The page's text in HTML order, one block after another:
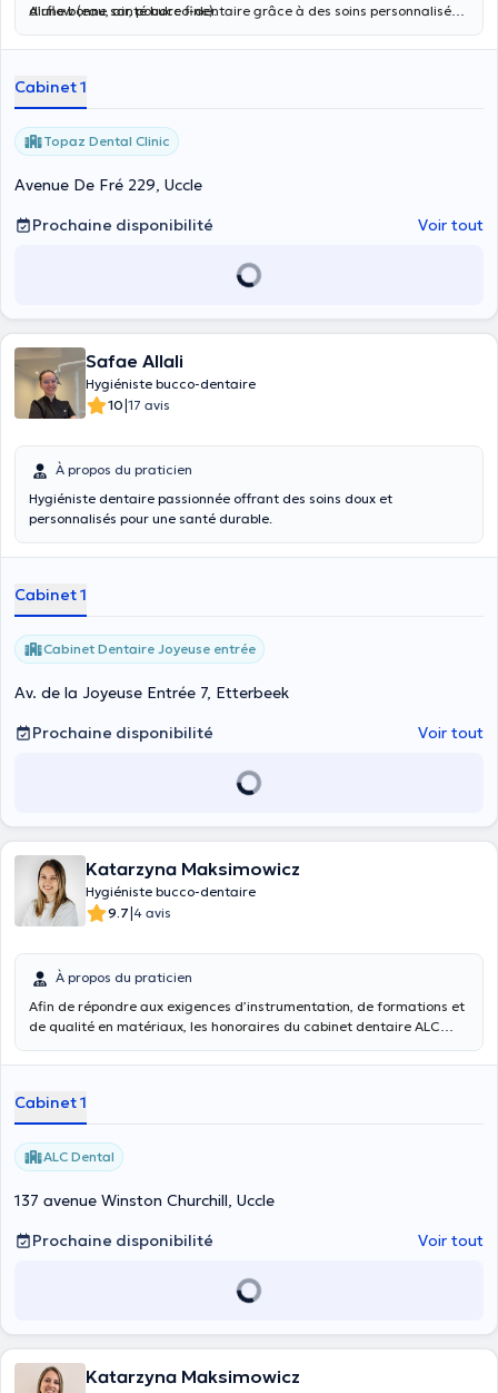
Airflow (eau, air, poudre fine).
d’une bonne santé bucco-dentaire grâce à des soins personnalisés
Cabinet 1
Topaz Dental Clinic
Avenue De Fré 229, Uccle
Prochaine disponibilité
Voir tout
Safae Allali
Hygiéniste bucco-dentaire
10|17 avis
À propos du praticien
Hygiéniste dentaire passionnée offrant des soins doux et
personnalisés pour une santé durable.
Cabinet 1
Cabinet Dentaire Joyeuse entrée
Av. de la Joyeuse Entrée 7, Etterbeek
Prochaine disponibilité
Voir tout
Katarzyna Maksimowicz
Hygiéniste bucco-dentaire
9.7|4 avis
À propos du praticien
Afin de répondre aux exigences d’instrumentation, de formations et
de qualité en matériaux, les honoraires du cabinet dentaire ALC
Cabinet 1
ALC Dental
137 avenue Winston Churchill, Uccle
Prochaine disponibilité
Voir tout
Katarzyna Maksimowicz